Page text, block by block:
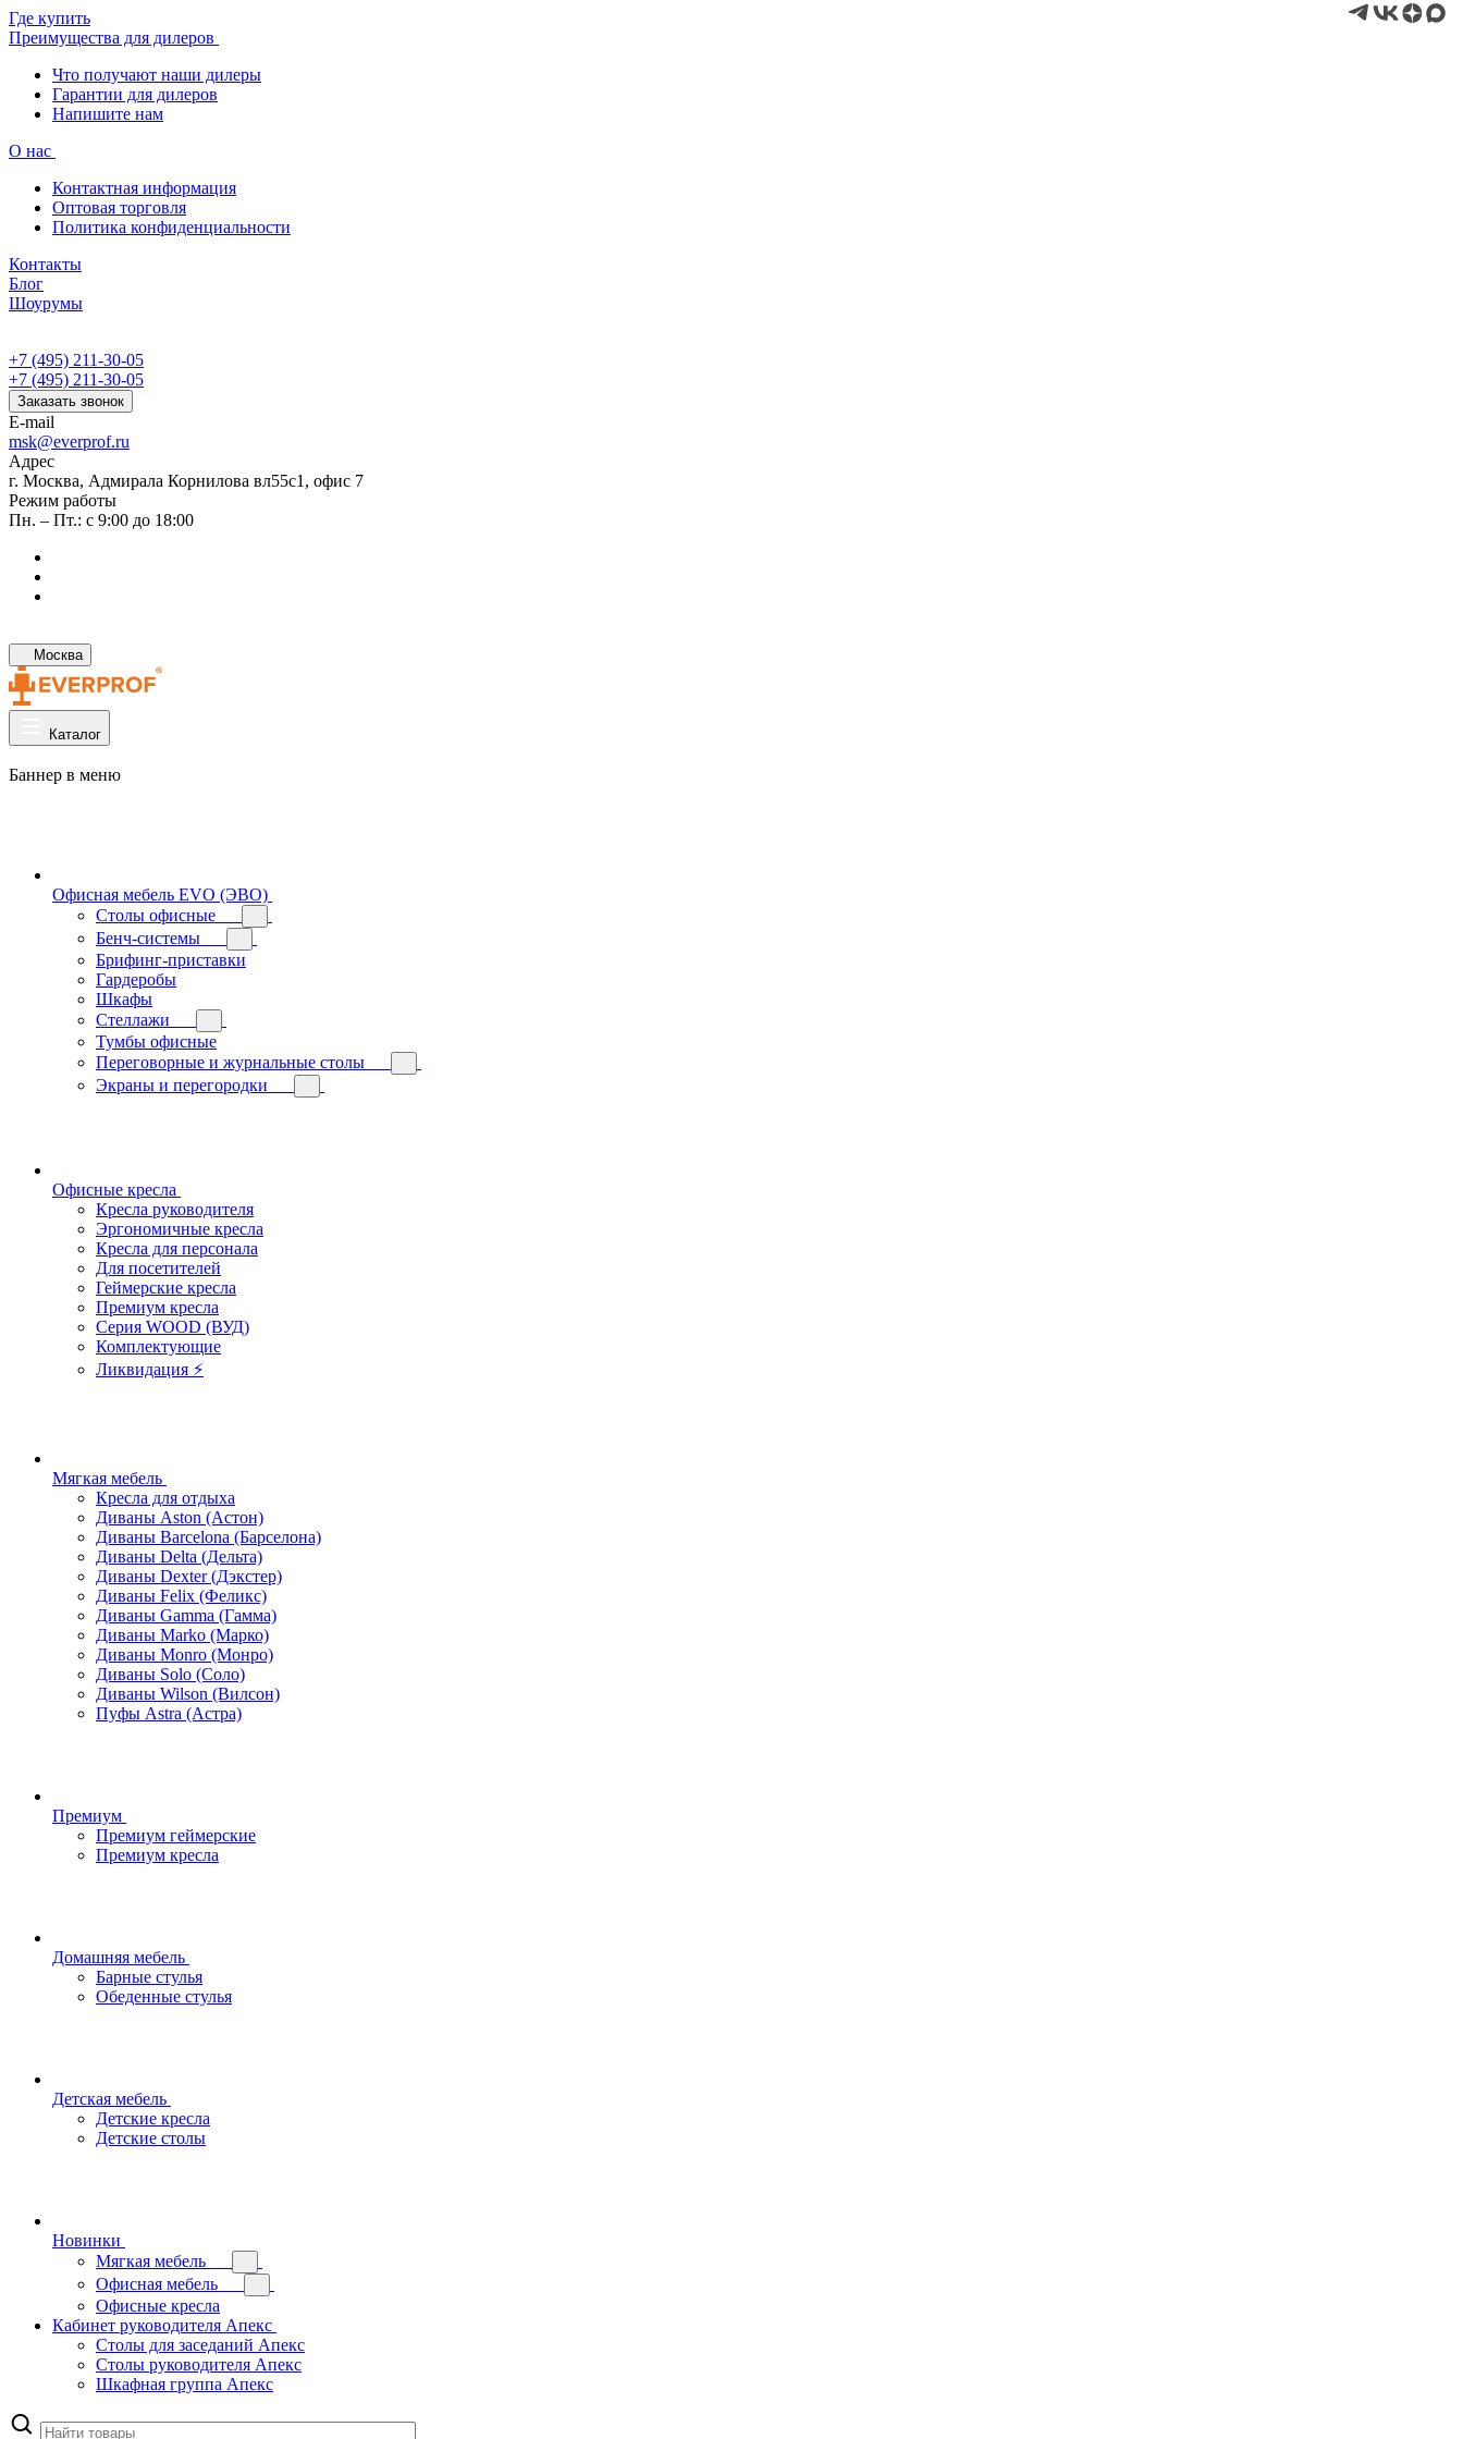
Где купить
Преимущества для дилеров
Что получают наши дилеры
Гарантии для дилеров
Напишите нам
О нас
Контактная информация
Оптовая торговля
Политика конфиденциальности
Контакты
Блог
Шоурумы
+7 (495) 211-30-05
+7 (495) 211-30-05
Заказать звонок
E-mail
msk@everprof.ru
Адрес
г. Москва, Адмирала Корнилова вл55с1, офис 7
Режим работы
Пн. – Пт.: с 9:00 до 18:00
Москва
Каталог
Баннер в меню
Офисная мебель EVO (ЭВО)
Cтолы офисные
Бенч-системы
Брифинг-приставки
Гардеробы
Шкафы
Стеллажи
Тумбы офисные
Переговорные и журнальные столы
Экраны и перегородки
Офисные кресла
Кресла руководителя
Эргономичные кресла
Кресла для персонала
Для посетителей
Геймерские кресла
Премиум кресла
Серия WOOD (ВУД)
Комплектующие
Ликвидация ⚡
Мягкая мебель
Кресла для отдыха
Диваны Aston (Астон)
Диваны Barcelona (Барселона)
Диваны Delta (Дельта)
Диваны Dexter (Дэкстер)
Диваны Felix (Феликс)
Диваны Gamma (Гамма)
Диваны Marko (Марко)
Диваны Monro (Монро)
Диваны Solo (Соло)
Диваны Wilson (Вилсон)
Пуфы Astra (Астра)
Премиум
Премиум геймерские
Премиум кресла
Домашняя мебель
Барные стулья
Обеденные стулья
Детская мебель
Детские кресла
Детские столы
Новинки
Мягкая мебель
Офисная мебель
Офисные кресла
Кабинет руководителя Апекс
Столы для заседаний Апекс
Столы руководителя Апекс
Шкафная группа Апекс